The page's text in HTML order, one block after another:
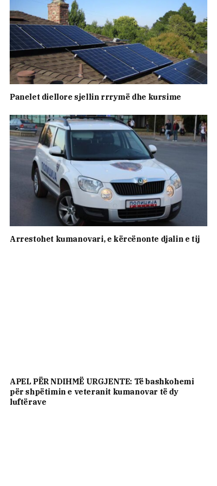
Panelet diellore sjellin rrrymë dhe kursime
Arrestohet kumanovari, e kërcënonte djalin e tij
APEL PËR NDIHMË URGJENTE: Të bashkohemi
për shpëtimin e veteranit kumanovar të dy
luftërave